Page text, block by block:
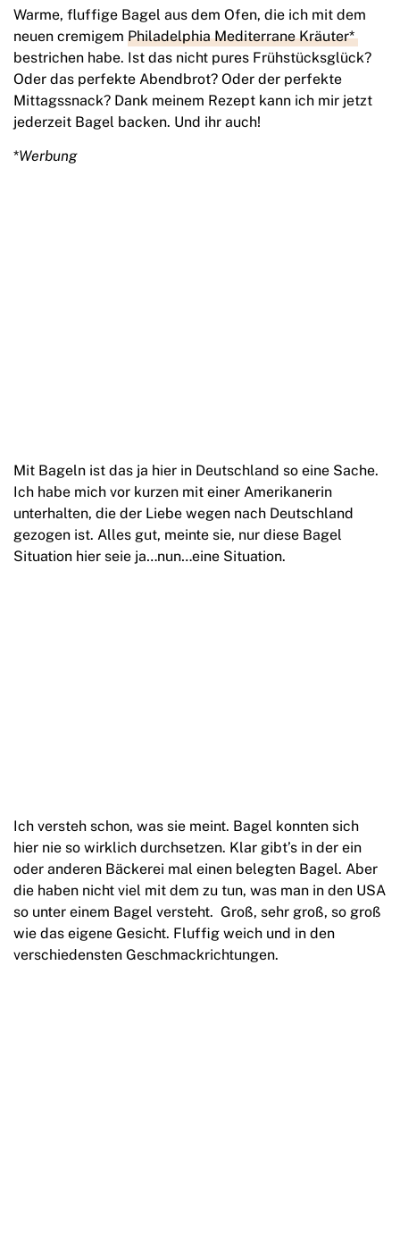
Warme, fluffige Bagel aus dem Ofen, die ich mit dem
neuen cremigem Philadelphia Mediterrane Kräuter*
bestrichen habe. Ist das nicht pures Frühstücksglück?
Oder das perfekte Abendbrot? Oder der perfekte
Mittagssnack? Dank meinem Rezept kann ich mir jetzt
jederzeit Bagel backen. Und ihr auch!
*Werbung
Mit Bageln ist das ja hier in Deutschland so eine Sache.
Ich habe mich vor kurzen mit einer Amerikanerin
unterhalten, die der Liebe wegen nach Deutschland
gezogen ist. Alles gut, meinte sie, nur diese Bagel
Situation hier seie ja…nun…eine Situation.
Ich versteh schon, was sie meint. Bagel konnten sich
hier nie so wirklich durchsetzen. Klar gibt’s in der ein
oder anderen Bäckerei mal einen belegten Bagel. Aber
die haben nicht viel mit dem zu tun, was man in den USA
so unter einem Bagel versteht. Groß, sehr groß, so groß
wie das eigene Gesicht. Fluffig weich und in den
verschiedensten Geschmackrichtungen.